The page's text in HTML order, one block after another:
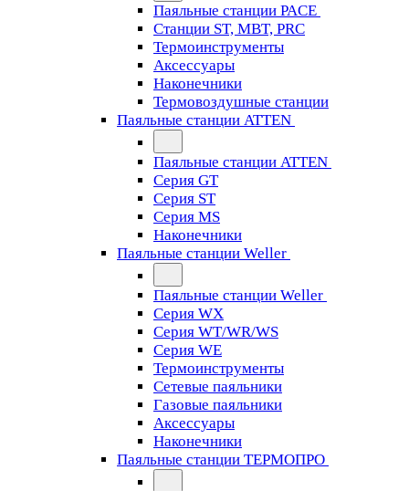
Паяльные станции PACE
Станции ST, MBT, PRC
Термоинструменты
Аксессуары
Наконечники
Термовоздушные станции
Паяльные станции ATTEN
Паяльные станции ATTEN
Серия GT
Серия ST
Серия MS
Наконечники
Паяльные станции Weller
Паяльные станции Weller
Серия WX
Серия WT/WR/WS
Серия WE
Термоинструменты
Сетевые паяльники
Газовые паяльники
Аксессуары
Наконечники
Паяльные станции ТЕРМОПРО